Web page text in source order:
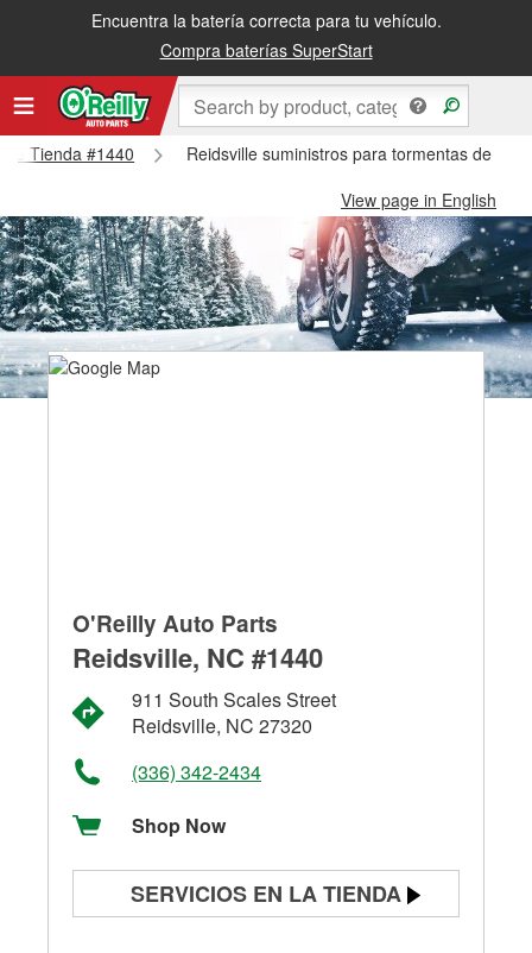
Encuentra la batería correcta para tu vehículo.
Compra baterías SuperStart
Tienda #1440
Reidsville suministros para tormentas de
View page in English
O'Reilly Auto Parts
Reidsville, NC #1440
911 South Scales Street
Reidsville, NC 27320
(336) 342-2434
Shop Now
SERVICIOS EN LA TIENDA